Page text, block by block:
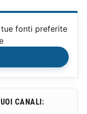
fonti preferite
CANALI: